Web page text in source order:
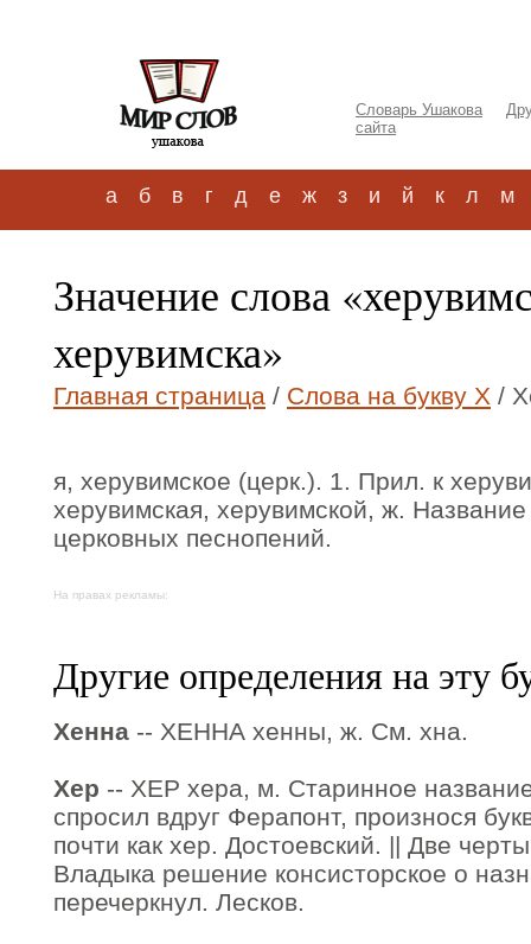
Словарь Ушакова
сайта
а б в г д е ж з и й к л м
Значение слова
херувимска»
Главная страница / Слова на букву Х /
я, херувимское (церк.). 1. Прил. к
херувимская, херувимской, ж.
церковных песнопений.
На правах рекламы:
Другие определения на эту
Хенна -- ХЕННА хенны, ж. См. хна.
Хер -- ХЕР хера, м. Старинное
спросил вдруг Ферапонт, произнося
почти как хер. Достоевский. || Две
Владыка решение консисторское о
перечеркнул. Лесков.